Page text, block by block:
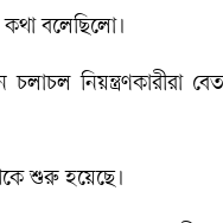
বলেছিলো।
চলাচল নিয়ন্ত্রণকারীরা
শুরু হয়েছে।